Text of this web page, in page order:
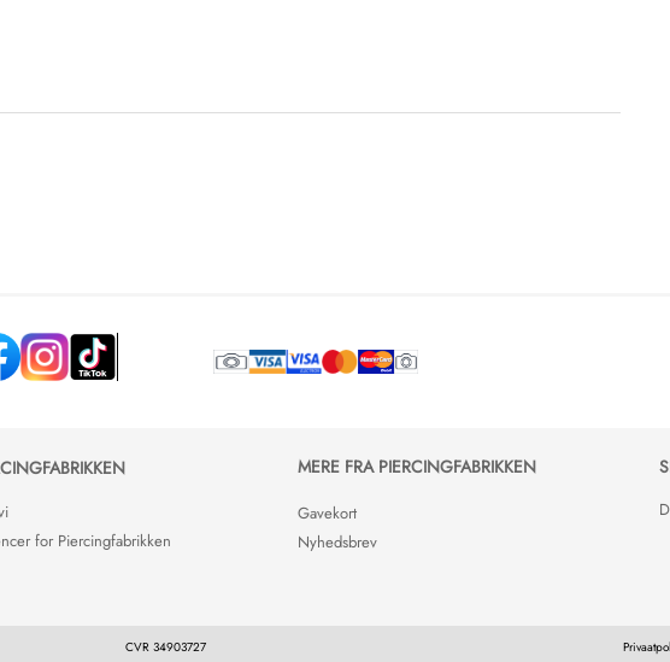
for Piercingfabrikken
MERE FRA PIERCINGFABRIKKEN
Gavekort
Nyhedsbrev
CVR 34903727